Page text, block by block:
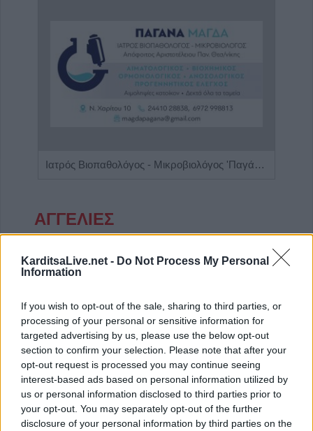
KarditsaLive.net - Do Not Process My Personal
Information
If you wish to opt-out of the sale, sharing to third parties, or
processing of your personal or sensitive information for
targeted advertising by us, please use the below opt-out
section to confirm your selection. Please note that after your
opt-out request is processed you may continue seeing
interest-based ads based on personal information utilized by
us or personal information disclosed to third parties prior to
your opt-out. You may separately opt-out of the further
disclosure of your personal information by third parties on the
Ιατρός Βιοπαθολόγος - Μικροβιολόγος 'Παγάνα Μάγδα'
ΑΓΓΕΛΙΕΣ
Η Αποκατάσταση Α.Ε. αναζητά για εργασία Νοσηλευτές και Βοηθούς Νοσηλευτές Πωλείται μονοκατοικία τριών επιπέδων στο καταπράσινο Πευκόφυτο Καρδίτσας